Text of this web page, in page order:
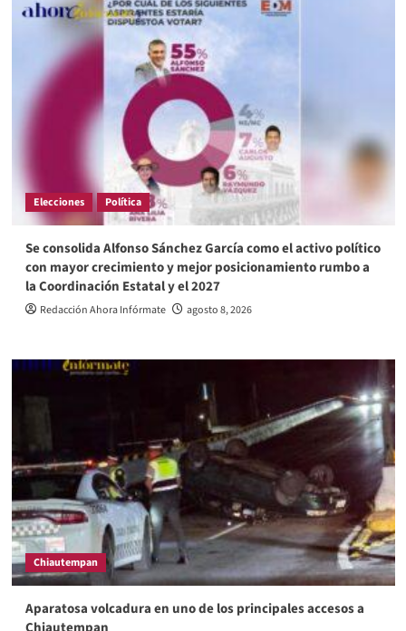
Elecciones Política
Se consolida Alfonso Sánchez García como el activo político
con mayor crecimiento y mejor posicionamiento rumbo a
la Coordinación Estatal y el 2027
Redacción Ahora Infórmate agosto 8, 2026
Chiautempan
Aparatosa volcadura en uno de los principales accesos a